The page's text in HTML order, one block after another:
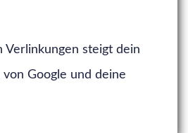
Verlinkungen steigt dein
Google und deine